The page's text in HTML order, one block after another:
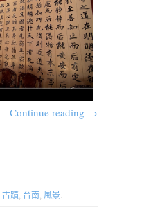
Continue reading →
古蹟 台南 風景.